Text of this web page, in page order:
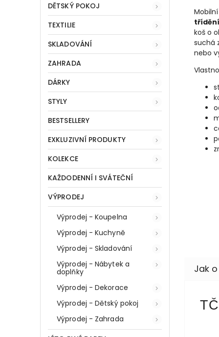
DĚTSKÝ POKOJ
TEXTILIE
SKLADOVÁNÍ
ZAHRADA
DÁRKY
STYLY
BESTSELLERY
EXKLUZIVNÍ PRODUKTY
KOLEKCE
KAŽDODENNÍ I SVÁTEČNÍ
VÝPRODEJ
Výprodej - Koupelna
Výprodej - Kuchyně
Výprodej - Skladování
Výprodej - Nábytek a
doplňky
Výprodej - Dekorace
Výprodej - Dětský pokoj
Výprodej - Zahrada
koš o
suchá
nebo
TČ